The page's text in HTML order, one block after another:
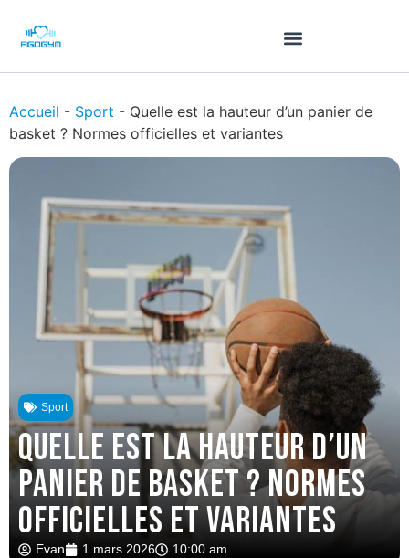
Accueil - Sport - Quelle est la hauteur d’un panier de
basket ? Normes officielles et variantes
Sport
Quelle est la hauteur d’un
panier de basket ? Normes
officielles et variantes
Evan 1 mars 2026 10:00 am